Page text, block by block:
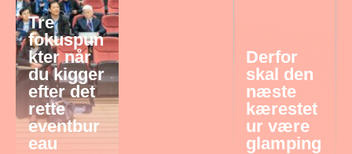
Tre
fokuspun
kter når
du kigger
efter det
rette
eventbur
eau
Derfor
skal den
næste
kærestet
ur være
glamping